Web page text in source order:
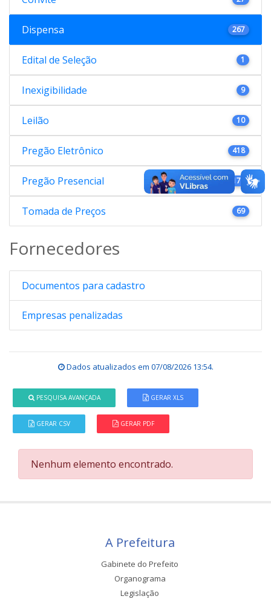
Dispensa 267
Edital de Seleção 1
Inexigibilidade 9
Leilão 10
Pregão Eletrônico 418
Pregão Presencial 176
Tomada de Preços 69
Fornecedores
Documentos para cadastro
Empresas penalizadas
Dados atualizados em 07/08/2026 13:54.
PESQUISA AVANÇADA GERAR XLS
GERAR CSV GERAR PDF
Nenhum elemento encontrado.
A Prefeitura
Gabinete do Prefeito
Organograma
Legislação